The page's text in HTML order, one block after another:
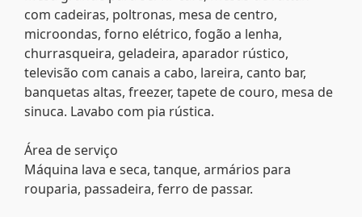
com cadeiras, poltronas, mesa de centro,
microondas, forno elétrico, fogão a lenha,
churrasqueira, geladeira, aparador rústico,
televisão com canais a cabo, lareira, canto bar,
banquetas altas, freezer, tapete de couro, mesa de
sinuca. Lavabo com pia rústica.
Área de serviço
Máquina lava e seca, tanque, armários para
rouparia, passadeira, ferro de passar.